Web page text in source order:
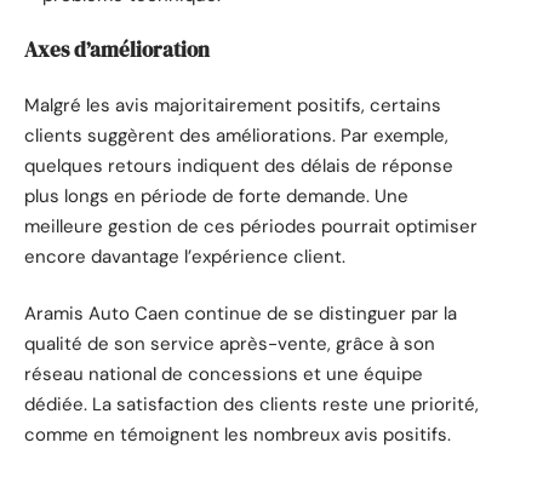
Axes d’amélioration
Malgré les avis majoritairement positifs, certains
clients suggèrent des améliorations. Par exemple,
quelques retours indiquent des délais de réponse
plus longs en période de forte demande. Une
meilleure gestion de ces périodes pourrait optimiser
encore davantage l’expérience client.
Aramis Auto Caen continue de se distinguer par la
qualité de son service après-vente, grâce à son
réseau national de concessions et une équipe
dédiée. La satisfaction des clients reste une priorité,
comme en témoignent les nombreux avis positifs.